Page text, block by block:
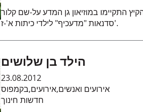
התקיימו במוזיאון גן המדע על-שם קלור
סדנאות "מדעכיף" לילדי כיתות א'-ז'.
הילד בן שלושים
23.08.2012
אירועים ואנשים,אירועים,בקמפוס
חדשות חינוך